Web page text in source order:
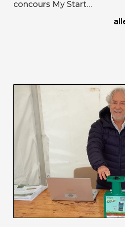
concours My Start…